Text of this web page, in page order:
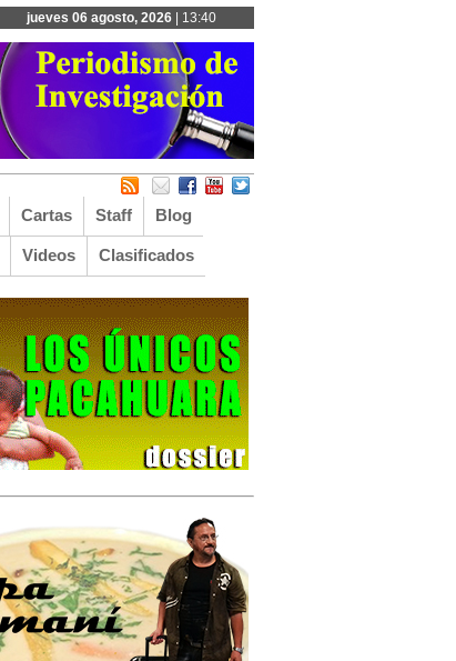
jueves 06 agosto, 2026| 13:40
Cartas Staff Blog
Videos Clasificados